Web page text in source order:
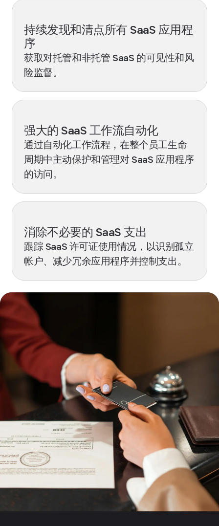
持续发现和清点所有 SaaS 应用程
序
获取对托管和非托管 SaaS 的可见性和风
险监督。
强大的 SaaS 工作流自动化
通过自动化工作流程，在整个员工生命
周期中主动保护和管理对 SaaS 应用程序
的访问。
消除不必要的 SaaS 支出
跟踪 SaaS 许可证使用情况，以识别孤立
帐户、减少冗余应用程序并控制支出。